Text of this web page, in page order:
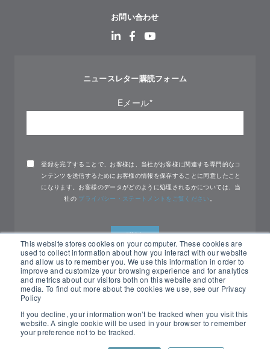
This website stores cookies on your computer. These cookies are
used to collect information about how you interact with our website
and allow us to remember you. We use this information in order to
improve and customize your browsing experience and for analytics
and metrics about our visitors both on this website and other
media. To find out more about the cookies we use, see our Privacy
Policy
If you decline, your information won’t be tracked when you visit this
website. A single cookie will be used in your browser to remember
your preference not to be tracked.
お問い合わせ
ニュースレター購読フォーム
Eメール*
登録を完了することで、お客様は、当社がお客様に関連する専門的なコ
ンテンツを送信するためにお客様の情報を保存することに同意したこと
になります。お客様のデータがどのように処理されるかについては、当
社の プライバシー・ステートメントをご覧ください
All rights reserved Nemko ©2026